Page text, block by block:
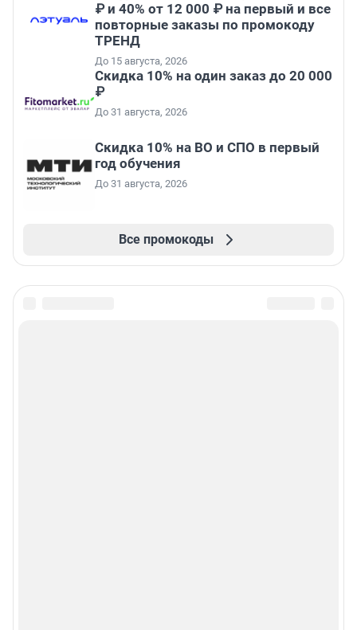
₽ и 40% от 12 000 ₽ на первый и все
повторные заказы по промокоду
ТРЕНД
До 15 августа, 2026
Скидка 10% на один заказ до 20 000
₽
До 31 августа, 2026
Скидка 10% на ВО и СПО в первый
год обучения
До 31 августа, 2026
Все промокоды